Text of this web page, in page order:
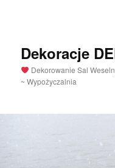
Dekoracje
Dekorowanie Sal
~ Wypożyczalnia